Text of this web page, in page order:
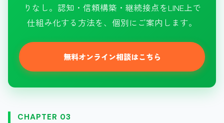
りなし。認知・信頼構築・継続接点をLINE上で
仕組み化する方法を、個別にご案内します。
無料オンライン相談はこちら
CHAPTER 03